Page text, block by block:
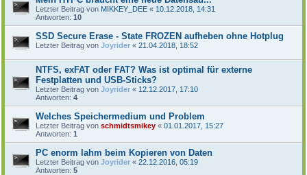
Letzter Beitrag von MIKKEY_DEE « 10.12.2018, 14:31
Antworten: 10
SSD Secure Erase - State FROZEN aufheben ohne Hotplug
Letzter Beitrag von Joyrider « 21.04.2018, 18:52
NTFS, exFAT oder FAT? Was ist optimal für externe
Festplatten und USB-Sticks?
Letzter Beitrag von Joyrider « 12.12.2017, 17:10
Antworten: 4
Welches Speichermedium und Problem
Letzter Beitrag von schmidtsmikey « 01.01.2017, 15:27
Antworten: 1
PC enorm lahm beim Kopieren von Daten
Letzter Beitrag von Joyrider « 22.12.2016, 05:19
Antworten: 5